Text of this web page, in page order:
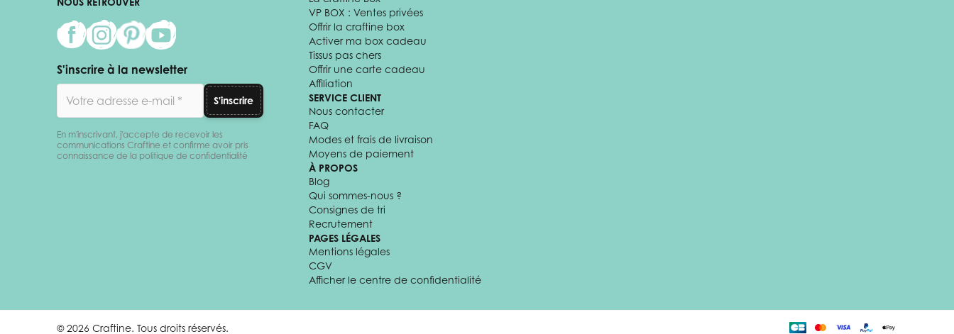
S'inscrire à la newsletter
S'inscrire
En m'inscrivant, j'accepte de recevoir les
communications Craftine et confirme avoir pris
connaissance de la politique de confidentialité
VP BOX : Ventes privées
Offrir la craftine box
Activer ma box cadeau
Tissus pas chers
Offrir une carte cadeau
Affiliation
SERVICE CLIENT
Nous contacter
FAQ
Modes et frais de livraison
Moyens de paiement
À PROPOS
Blog
Qui sommes-nous ?
Consignes de tri
Recrutement
PAGES LÉGALES
Mentions légales
CGV
Afficher le centre de confidentialité
© 2026 Craftine. Tous droits réservés.